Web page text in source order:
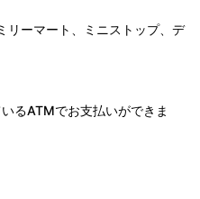
リーマート、ミニストップ、デ
るATMでお支払いができま